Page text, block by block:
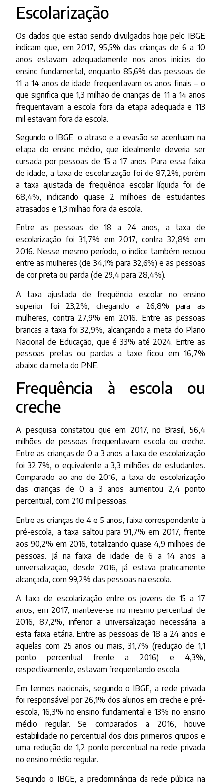
Escolarização
Os dados que estão sendo divulgados hoje pelo IBGE
indicam que, em 2017, 95,5% das crianças de 6 a 10
anos estavam adequadamente nos anos inicias do
ensino fundamental, enquanto 85,6% das pessoas de
11 a 14 anos de idade frequentavam os anos finais – o
que significa que 1,3 milhão de crianças de 11 a 14 anos
frequentavam a escola fora da etapa adequada e 113
mil estavam fora da escola.
Segundo o IBGE, o atraso e a evasão se acentuam na
etapa do ensino médio, que idealmente deveria ser
cursada por pessoas de 15 a 17 anos. Para essa faixa
de idade, a taxa de escolarização foi de 87,2%, porém
a taxa ajustada de frequência escolar líquida foi de
68,4%, indicando quase 2 milhões de estudantes
atrasados e 1,3 milhão fora da escola.
Entre as pessoas de 18 a 24 anos, a taxa de
escolarização foi 31,7% em 2017, contra 32,8% em
2016. Nesse mesmo período, o índice também recuou
entre as mulheres (de 34,1% para 32,6%) e as pessoas
de cor preta ou parda (de 29,4 para 28,4%).
A taxa ajustada de frequência escolar no ensino
superior foi 23,2%, chegando a 26,8% para as
mulheres, contra 27,9% em 2016. Entre as pessoas
brancas a taxa foi 32,9%, alcançando a meta do Plano
Nacional de Educação, que é 33% até 2024. Entre as
pessoas pretas ou pardas a taxe ficou em 16,7%
abaixo da meta do PNE.
Frequência à escola ou
creche
A pesquisa constatou que em 2017, no Brasil, 56,4
milhões de pessoas frequentavam escola ou creche.
Entre as crianças de 0 a 3 anos a taxa de escolarização
foi 32,7%, o equivalente a 3,3 milhões de estudantes.
Comparado ao ano de 2016, a taxa de escolarização
das crianças de 0 a 3 anos aumentou 2,4 ponto
percentual, com 210 mil pessoas.
Entre as crianças de 4 e 5 anos, faixa correspondente à
pré-escola, a taxa saltou para 91,7% em 2017, frente
aos 90,2% em 2016, totalizando quase 4,9 milhões de
pessoas. Já na faixa de idade de 6 a 14 anos a
universalização, desde 2016, já estava praticamente
alcançada, com 99,2% das pessoas na escola.
A taxa de escolarização entre os jovens de 15 a 17
anos, em 2017, manteve-se no mesmo percentual de
2016, 87,2%, inferior a universalização necessária a
esta faixa etária. Entre as pessoas de 18 a 24 anos e
aquelas com 25 anos ou mais, 31,7% (redução de 1,1
ponto percentual frente a 2016) e 4,3%,
respectivamente, estavam frequentando escola.
Em termos nacionais, segundo o IBGE, a rede privada
foi responsável por 26,1% dos alunos em creche e pré-
escola, 16,3% no ensino fundamental e 13% no ensino
médio regular. Se comparados a 2016, houve
estabilidade no percentual dos dois primeiros grupos e
uma redução de 1,2 ponto percentual na rede privada
no ensino médio regular.
Segundo o IBGE, a predominância da rede pública na